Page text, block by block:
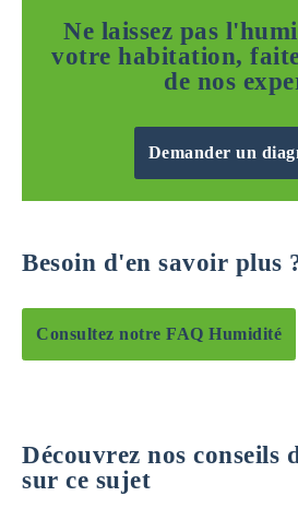
Ne laissez pas
votre habitation,
de nos
Demander un
Besoin d'en savoir plus
Consultez notre FAQ Humidité
Découvrez nos conseils
sur ce sujet